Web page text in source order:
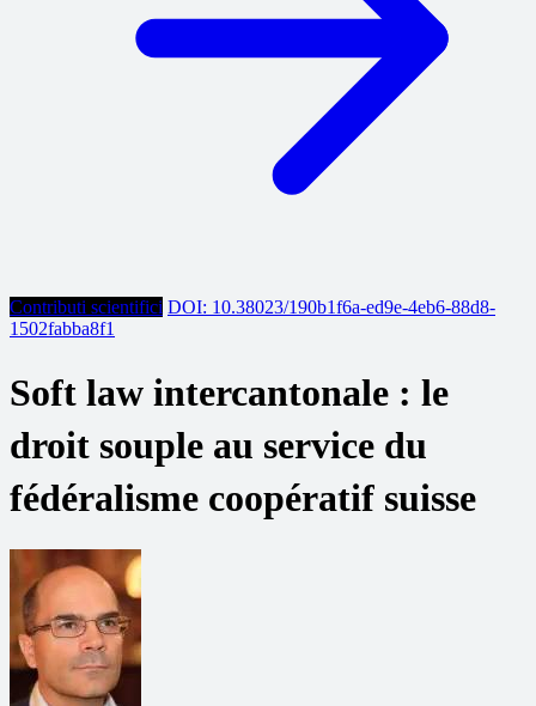
Contributi scientifici DOI: 10.38023/190b1f6a-ed9e-4eb6-88d8-
1502fabba8f1
Soft law intercantonale : le
droit souple au service du
fédéralisme coopératif suisse